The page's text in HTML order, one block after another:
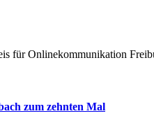
für Onlinekommunikation
zum zehnten Mal